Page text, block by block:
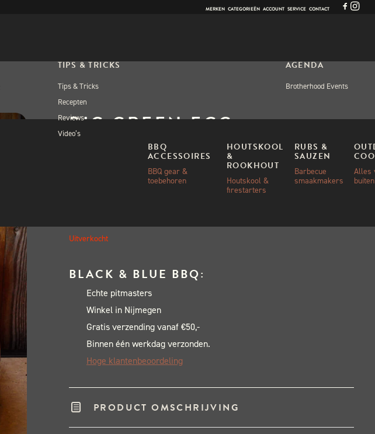
MERKEN CATEGORIEËN ACCOUNT SERVICE CONTACT
BBQ
ACCESSOIRES
BBQ gear &
toebehoren
HOUTSKOOL
&
ROOKHOUT
Houtskool &
firestarters
RUBS &
SAUZEN
Barbecue
smaakmakers
Alles
TIPS & TRICKS
Tips & Tricks
Recepten
Reviews
Video’s
AGENDA
Brotherhood Events
BIG GREEN EGG
DISPOSABLE DRIP PANS
LARGE 5ST
Uitverkocht
BLACK & BLUE BBQ:
Echte pitmasters
Winkel in Nijmegen
Gratis verzending vanaf €50,-
Binnen één werkdag verzonden.
Hoge klantenbeoordeling
PRODUCT OMSCHRIJVING